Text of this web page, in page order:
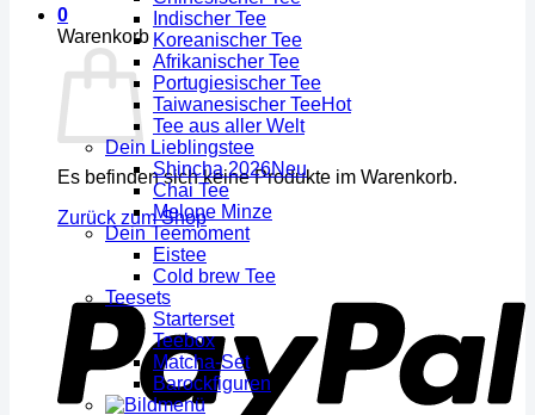
0
Warenkorb
Es befinden sich keine Produkte im Warenkorb.
Zurück zum Shop
Indischer Tee
Koreanischer Tee
Afrikanischer Tee
Portugiesischer Tee
Taiwanesischer Tee
Tee aus aller Welt
Dein Lieblingstee
Shincha 2026
Chai Tee
Melone Minze
Dein Teemoment
Eistee
Cold brew Tee
Teesets
Starterset
Teebox
Matcha-Set
Barockfiguren